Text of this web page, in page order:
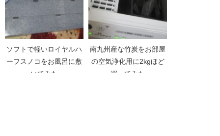
ソフトで軽いロイヤルハ
ーフスノコをお風呂に敷
いてみた
南九州産な竹炭をお部屋
の空気浄化用に2kgほど
買ってみた